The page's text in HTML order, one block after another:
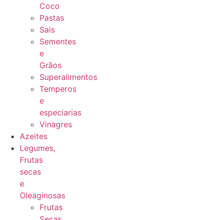
Coco
Pastas
Sais
Sementes
e
Grãos
Superalimentos
Temperos
e
especiarias
Vinagres
Azeites
Legumes,
Frutas
secas
e
Oleaginosas
Frutas